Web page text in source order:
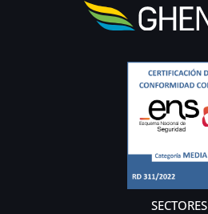
SECTORES